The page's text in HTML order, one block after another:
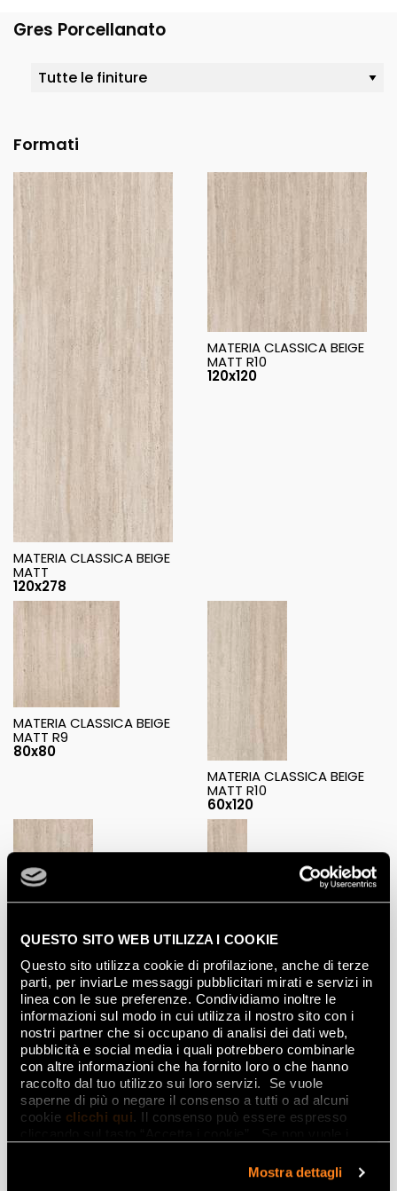
QUESTO SITO WEB UTILIZZA I COOKIE
Questo sito utilizza cookie di profilazione, anche di terze
parti, per inviarLe messaggi pubblicitari mirati e servizi in
linea con le sue preferenze. Condividiamo inoltre le
informazioni sul modo in cui utilizza il nostro sito con i
nostri partner che si occupano di analisi dei dati web,
pubblicità e social media i quali potrebbero combinarle
con altre informazioni che ha fornito loro o che hanno
raccolto dal tuo utilizzo sui loro servizi. Se vuole
saperne di più o negare il consenso a tutti o ad alcuni
cookie clicchi qui. Il consenso può essere espresso
Mostra dettagli
Gres Porcellanato
Formati
MATERIA CLASSICA BEIGE
MATT
120x278
MATERIA CLASSICA BEIGE
MATT R10
120x120
MATERIA CLASSICA BEIGE
MATT R9
80x80
MATERIA CLASSICA BEIGE
MATT R10
60x120
60x60 30x60
Mosaici
MATERIA CLASSICA BEIGE
BIANCO ICON D MOSAICO
30x30
MATERIA CLASSICA BEIGE
BIANCO ICON C MOSAICO
30x30
MATERIA CLASSICA BEIGE